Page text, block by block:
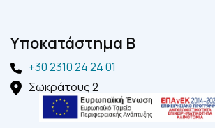
Yποκατάστημα B
+30 2310 24 24 01
Σωκράτους 2